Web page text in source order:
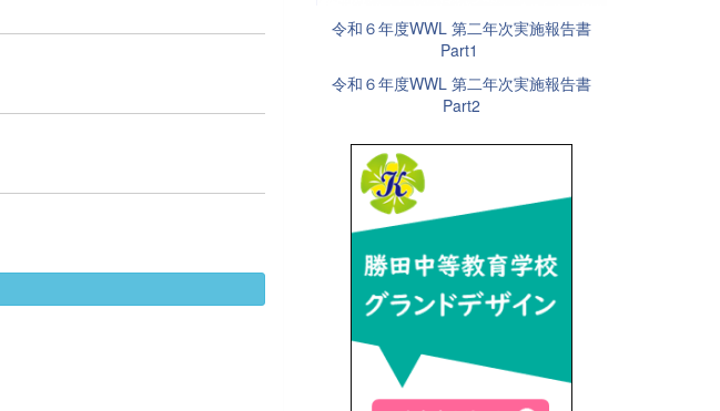
令和６年度WWL 第二年次実施報告書
Part1
令和６年度WWL 第二年次実施報告書
Part2